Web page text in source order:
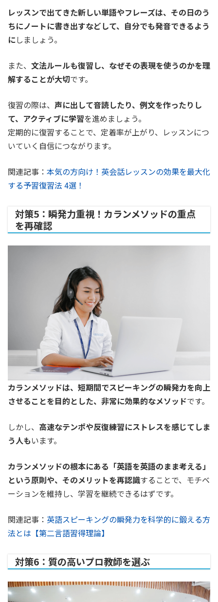
レッスンで出てきた新しい単語やフレーズは、その日のう
ちにノートに書き出すなどして、自分でも発音できるよう
にしましょう。
また、 文法ルールも復習し、なぜその表現を使うのかを理
解することが大切です。
復習の際は、 声に出して音読したり、例文を作ったりし
て、アクティブに学習を進めましょう。
定期的に復習することで、定着率が上がり、レッスンにつ
いていく自信につながります。
関連記事： 本気の方向け！英会話レッスンの効果を最大化
する予習復習法 4選！
対策5：瞬発力重視！カランメソッドの重点
を再確認
カランメソッドは、短期間でスピーキングの瞬発力を向上
させることを目的とした、非常に効果的なメソッドです。
しかし、 高速なテンポや反復練習にストレスを感じてしま
う人もいます。
カランメソッドの根本にある「英語を英語のまま考える」
という原則や、そのメリットを再認識することで、モチベ
ーションを維持し、学習を継続できるはずです。
関連記事： 英語スピーキングの瞬発力を科学的に鍛える方
法とは【第二言語習得理論】
対策6：質の高いプロ教師を選ぶ